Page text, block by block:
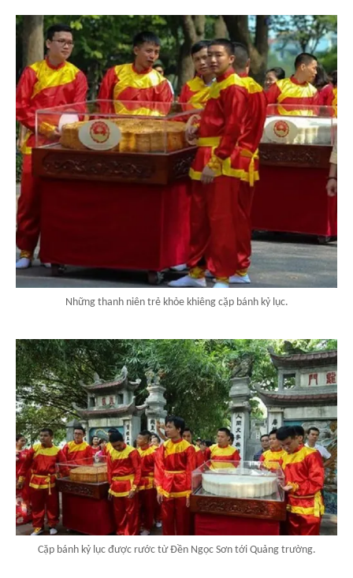
Những thanh niên trẻ khỏe khiêng cặp bánh kỷ lục.
Cặp bánh kỷ lục được rước từ Đền Ngọc Sơn tới Quảng trường.